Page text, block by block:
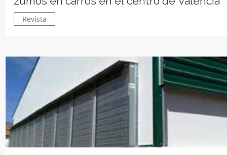
Revista